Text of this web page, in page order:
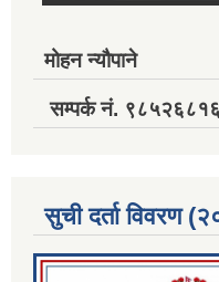
मोहन न्यौपाने
सम्पर्क नं.
सुची दर्ता विवरण